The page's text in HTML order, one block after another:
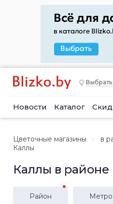
Новости Каталог
Цветочные магазины
в
Каллы
Каллы в районе
Район Метро